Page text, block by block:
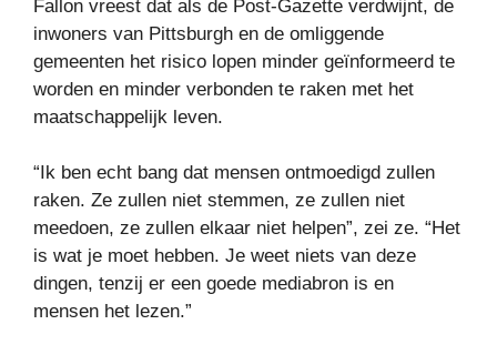
Fallon vreest dat als de Post-Gazette verdwijnt, de
inwoners van Pittsburgh en de omliggende
gemeenten het risico lopen minder geïnformeerd te
worden en minder verbonden te raken met het
maatschappelijk leven.
“Ik ben echt bang dat mensen ontmoedigd zullen
raken. Ze zullen niet stemmen, ze zullen niet
meedoen, ze zullen elkaar niet helpen”, zei ze. “Het
is wat je moet hebben. Je weet niets van deze
dingen, tenzij er een goede mediabron is en
mensen het lezen.”